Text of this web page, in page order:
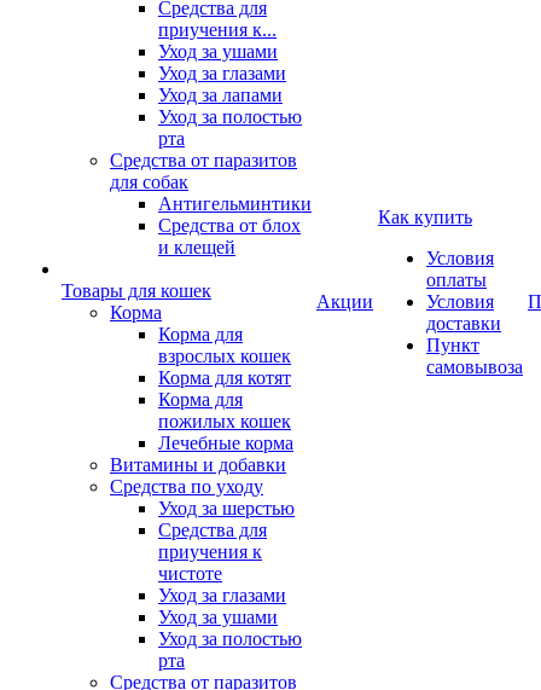
Средства для
приучения к...
Уход за ушами
Уход за глазами
Уход за лапами
Уход за полостью
рта
Средства от паразитов
для собак
Антигельминтики
Средства от блох
и клещей
Товары для кошек
Корма
Корма для
взрослых кошек
Корма для котят
Корма для
пожилых кошек
Лечебные корма
Витамины и добавки
Средства по уходу
Уход за шерстью
Средства для
приучения к
чистоте
Уход за глазами
Уход за ушами
Уход за полостью
рта
Средства от паразитов
Акции
Как купить
Условия
оплаты
Условия
доставки
Пункт
самовывоза